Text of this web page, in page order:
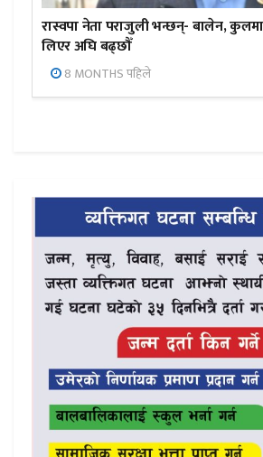
रास्वपा नेता पराजुली भन्छन्- बालेन,
लिएर अघि बढ्छौँ
8 MONTHS पहिले